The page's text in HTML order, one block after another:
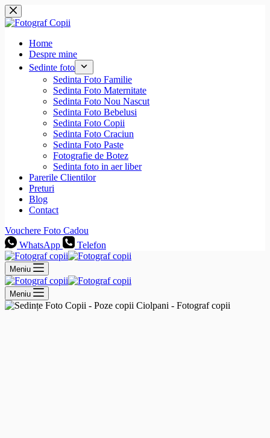
Sari
la
conținut
Home
Despre mine
Sedinte foto
Sedinta Foto Familie
Sedinta Foto Maternitate
Sedinta Foto Nou Nascut
Sedinta Foto Bebelusi
Sedinta Foto Copii
Sedinta Foto Craciun
Sedinta Foto Paste
Fotografie de Botez
Sedinta foto in aer liber
Parerile Clientilor
Preturi
Blog
Contact
Vouchere Foto Cadou
WhatsApp
Telefon
Meniu
Meniu